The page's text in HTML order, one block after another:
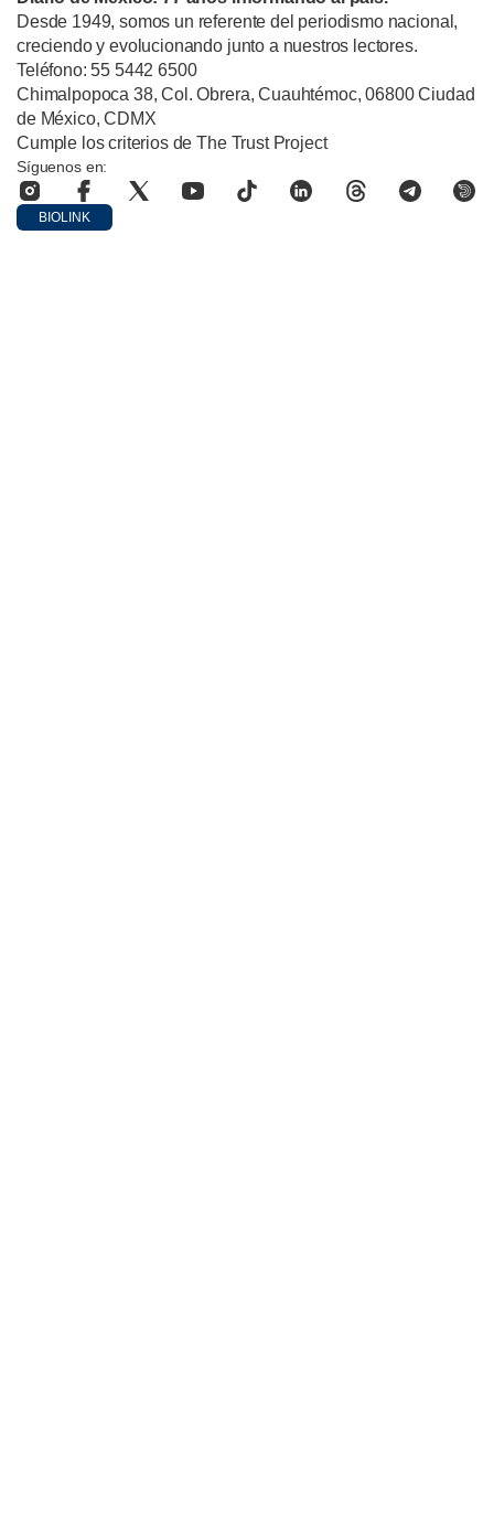
Desde 1949, somos un referente del periodismo nacional,
creciendo y evolucionando junto a nuestros lectores.
Teléfono: 55 5442 6500
Chimalpopoca 38, Col. Obrera, Cuauhtémoc, 06800 Ciudad
de México, CDMX
Cumple los criterios de The Trust Project
Síguenos en:
BIOLINK